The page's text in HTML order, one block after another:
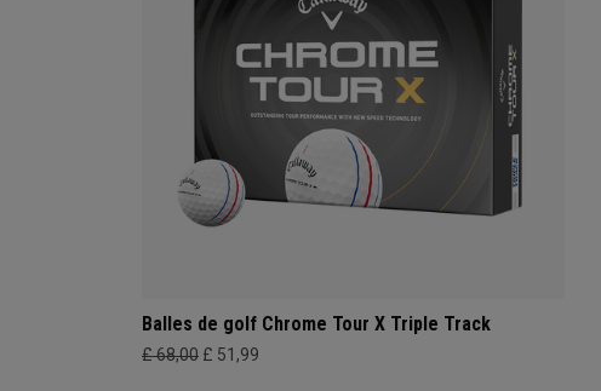
Balles de golf Chrome Tour X Triple Track
£ 68,00 £ 51,99